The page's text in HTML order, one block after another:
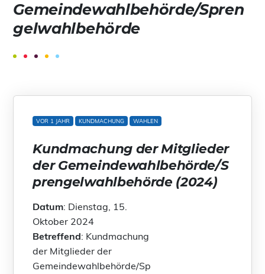
Gemeindewahlbehörde/Spren
gelwahlbehörde
VOR 1 JAHR KUNDMACHUNG WAHLEN
Kundmachung der Mitglieder
der Gemeindewahlbehörde/S
prengelwahlbehörde (2024)
Datum: Dienstag, 15.
Oktober 2024
Betreffend: Kundmachung
der Mitglieder der
Gemeindewahlbehörde/Sp